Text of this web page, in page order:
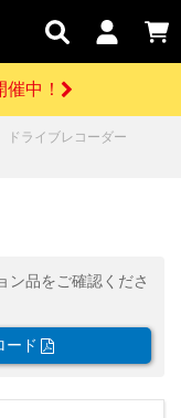
お問い
合わせ
はじめての
こちら
ちら
ン
scroll
ら
こちら
ら
購入頂けます
る
中！
ドライブレコーダー
ン品をご確認くださ
ード